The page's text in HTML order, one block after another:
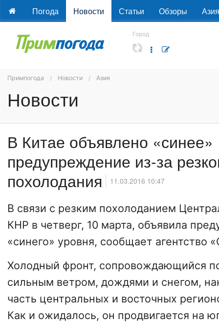
Погода Новости Статьи Обзоры Азия
Город
Примпогода Новости Азия
Новости
В Китае объявлено «синее»
предупреждение из-за
похолодания
11.03.2016 10:47
В связи с резким похолоданием
КНР в четверг, 10 марта, объявила
«синего» уровня, сообщает агентство
Холодный фронт, сопровождающийся
сильным ветром, дождями и снегом,
часть центральных и восточных
Как и ожидалось, он продвигается на